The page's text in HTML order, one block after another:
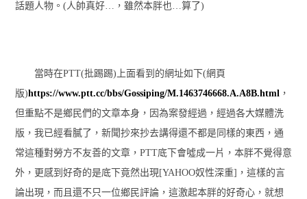
話題人物。(人帥真好…，雖然本胖也…算了)
當時在PTT(批踢踢)上面看到的網址如下(網頁
版)https://www.ptt.cc/bbs/Gossiping/M.1463746668.A.A8B.html，
但重點不是鄉民們的文章本身，因為案發經過，經過各大媒體洗
版，我已經看膩了，新聞抄來抄去講得還不都是同樣的東西，通
常這種對勞方不友善的文章，PTT底下會噓成一片，本胖不覺得意
外，更感到好奇的是底下竟然出現[YAHOO奴性深重]，這樣的言
論出現，而且還不只一位鄉民評論，這激起本胖的好奇心，就想